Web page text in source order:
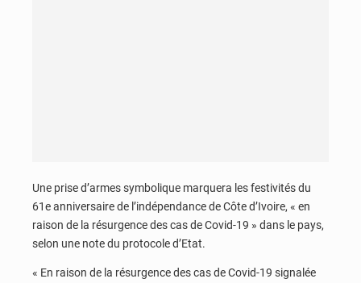
Une prise d’armes symbolique marquera les festivités du
61e anniversaire de l’indépendance de Côte d’Ivoire, « en
raison de la résurgence des cas de Covid-19 » dans le pays,
selon une note du protocole d’Etat.
« En raison de la résurgence des cas de Covid-19 signalée